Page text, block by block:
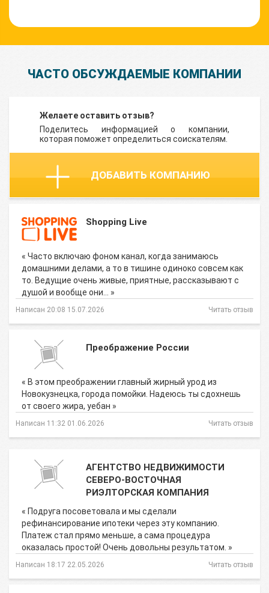
ЧАСТО ОБСУЖДАЕМЫЕ КОМПАНИИ
Желаете оставить отзыв?
Поделитесь информацией о компании,
которая поможет определиться соискателям.
ДОБАВИТЬ КОМПАНИЮ
Shopping Live
« Часто включаю фоном канал, когда занимаюсь
домашними делами, а то в тишине одиноко совсем как
то. Ведущие очень живые, приятные, рассказывают с
душой и вообще они… »
Написан 20:08 15.07.2026 Читать отзыв
Преображение России
« В этом преображении главный жирный урод из
Новокузнецка, города помойки. Надеюсь ты сдохнешь
от своего жира, уебан »
Написан 11:32 01.06.2026 Читать отзыв
АГЕНТСТВО НЕДВИЖИМОСТИ
СЕВЕРО-ВОСТОЧНАЯ
РИЭЛТОРСКАЯ КОМПАНИЯ
« Подруга посоветовала и мы сделали
рефинансирование ипотеки через эту компанию.
Платеж стал прямо меньше, а сама процедура
оказалась простой! Очень довольны результатом. »
Написан 18:17 22.05.2026 Читать отзыв